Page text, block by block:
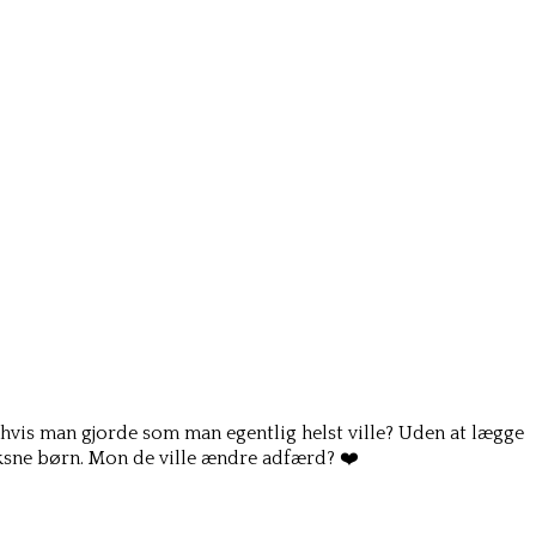
man gjorde som man egentlig helst ville? Uden at lægge
børn. Mon de ville ændre adfærd? ❤️